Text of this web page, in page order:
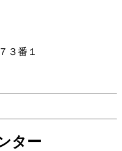
３番１
ター